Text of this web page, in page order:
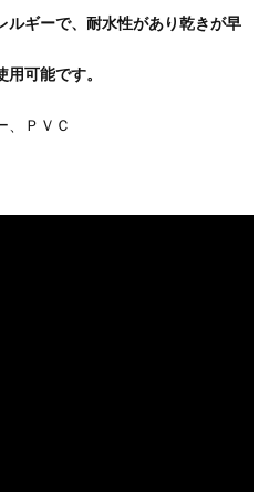
ルギーで、耐水性があり乾きが早
可能です。
、ＰＶＣ